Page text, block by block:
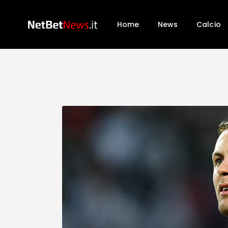
Home News Calcio